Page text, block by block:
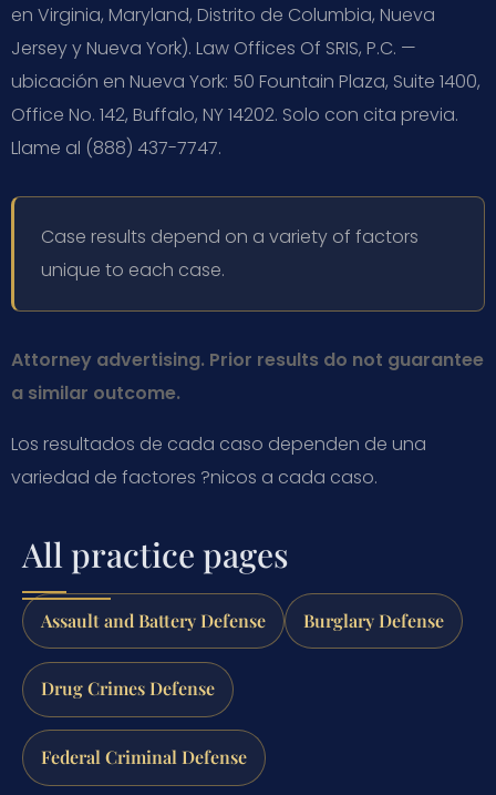
en Virginia, Maryland, Distrito de Columbia, Nueva
Jersey y Nueva York). Law Offices Of SRIS, P.C. —
ubicación en Nueva York: 50 Fountain Plaza, Suite 1400,
Office No. 142, Buffalo, NY 14202. Solo con cita previa.
Llame al (888) 437-7747.
Case results depend on a variety of factors
unique to each case.
Attorney advertising. Prior results do not guarantee
a similar outcome.
Los resultados de cada caso dependen de una
variedad de factores ?nicos a cada caso.
All practice pages
Assault and Battery Defense Burglary Defense
Drug Crimes Defense
Federal Criminal Defense